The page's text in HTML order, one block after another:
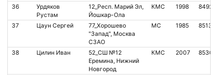
36
Урдяков
Рустам
12_Респ. Марий Эл,
Йошкар-Ола
КМС 1998
37 Цаун Сергей
77_Хорошево
"Запад", Москва
СЗАО
МС 1985
38 Цилин Иван
52_СШ №12
Еремина, Нижний
Новгород
КМС 2007